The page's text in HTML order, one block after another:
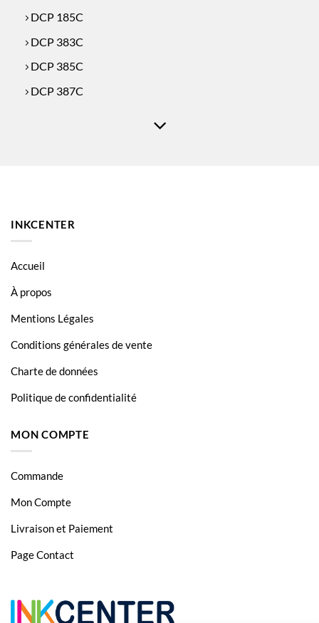
DCP 185C
DCP 383C
DCP 385C
DCP 387C
MFC 5490CN
MFC 5890CN
MFC 5895CW
MFC 6490CW
MFC J615W
INKCENTER
Accueil
À propos
Mentions Légales
Conditions générales de vente
Charte de données
Politique de confidentialité
MON COMPTE
Commande
Mon Compte
Livraison et Paiement
Page Contact